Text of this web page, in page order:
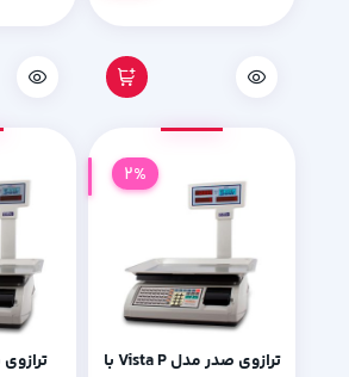
ترازوی صدر مدل Vista P با
2%